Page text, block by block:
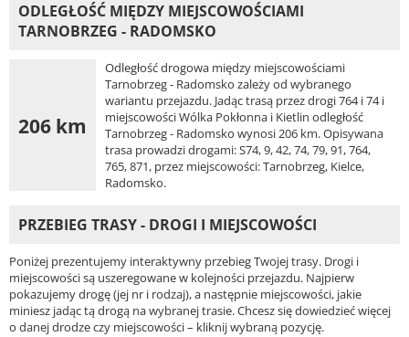
ODLEGŁOŚĆ MIĘDZY MIEJSCOWOŚCIAMI
TARNOBRZEG - RADOMSKO
206 km
Odległość drogowa między miejscowościami
Tarnobrzeg - Radomsko zależy od wybranego
wariantu przejazdu. Jadąc trasą przez drogi 764 i 74 i
miejscowości Wólka Pokłonna i Kietlin odległość
Tarnobrzeg - Radomsko wynosi 206 km. Opisywana
trasa prowadzi drogami: S74, 9, 42, 74, 79, 91, 764,
765, 871, przez miejscowości: Tarnobrzeg, Kielce,
Radomsko.
PRZEBIEG TRASY - DROGI I MIEJSCOWOŚCI
Poniżej prezentujemy interaktywny przebieg Twojej trasy. Drogi i
miejscowości są uszeregowane w kolejności przejazdu. Najpierw
pokazujemy drogę (jej nr i rodzaj), a następnie miejscowości, jakie
miniesz jadąc tą drogą na wybranej trasie. Chcesz się dowiedzieć więcej
o danej drodze czy miejscowości – kliknij wybraną pozycję.